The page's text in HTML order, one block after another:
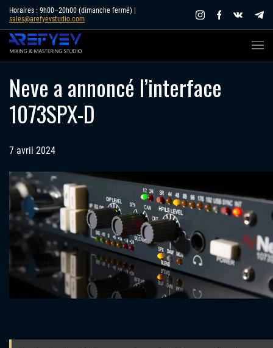
Skip
content
Horaires : 9h00–20h00 (dimanche fermé) |
sales@arefyevstudio.com
Neve a annoncé l’interface
1073SPX-D
7 avril 2024